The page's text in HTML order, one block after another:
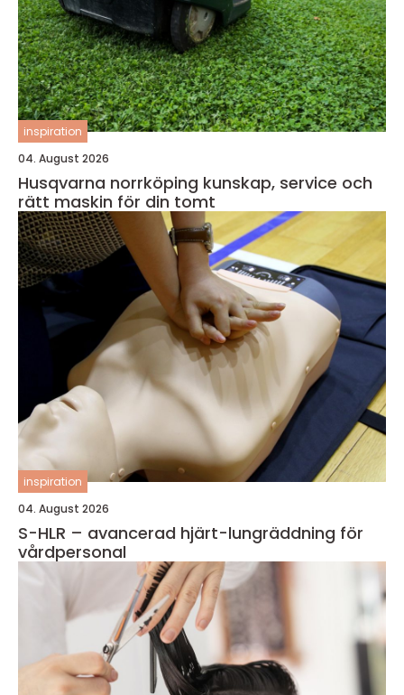
inspiration
04. August 2026
Husqvarna norrköping kunskap, service och
rätt maskin för din tomt
inspiration
04. August 2026
S-HLR – avancerad hjärt-lungräddning för
vårdpersonal